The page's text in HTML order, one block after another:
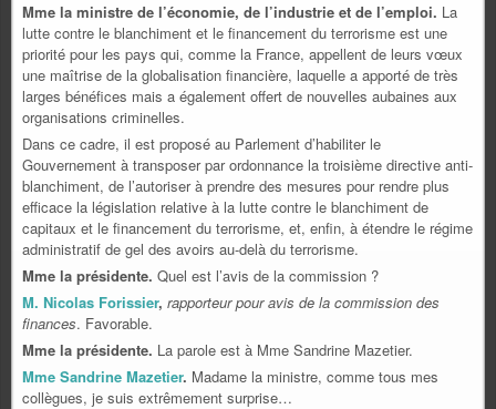
Mme la ministre de l’économie, de l’industrie et de l’emploi. La
lutte contre le blanchiment et le financement du terrorisme est une
priorité pour les pays qui, comme la France, appellent de leurs vœux
une maîtrise de la globalisation financière, laquelle a apporté de très
larges bénéfices mais a également offert de nouvelles aubaines aux
organisations criminelles.
Dans ce cadre, il est proposé au Parlement d’habiliter le
Gouvernement à transposer par ordonnance la troisième directive anti-
blanchiment, de l’autoriser à prendre des mesures pour rendre plus
efficace la législation relative à la lutte contre le blanchiment de
capitaux et le financement du terrorisme, et, enfin, à étendre le régime
administratif de gel des avoirs au-delà du terrorisme.
Mme la présidente. Quel est l’avis de la commission ?
M. Nicolas Forissier, rapporteur pour avis de la commission des
finances. Favorable.
Mme la présidente. La parole est à Mme Sandrine Mazetier.
Mme Sandrine Mazetier. Madame la ministre, comme tous mes
collègues, je suis extrêmement surprise…